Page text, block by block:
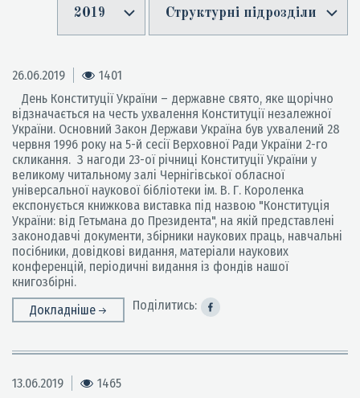
2019 Структурні підрозділи
26.06.2019
1401
День Конституції України – державне свято, яке щорічно
відзначається на честь ухвалення Конституції незалежної
України. Основний Закон Держави Україна був ухвалений 28
червня 1996 року на 5-й сесії Верховної Ради України 2-го
скликання. З нагоди 23-ої річниці Конституції України у
великому читальному залі Чернігівської обласної
універсальної наукової бібліотеки ім. В. Г. Короленка
експонується книжкова виставка під назвою "Конституція
України: від Гетьмана до Президента", на якій представлені
законодавчі документи, збірники наукових праць, навчальні
посібники, довідкові видання, матеріали наукових
конференцій, періодичні видання із фондів нашої
книгозбірні.
Докладніше
Поділитись:
13.06.2019
1465